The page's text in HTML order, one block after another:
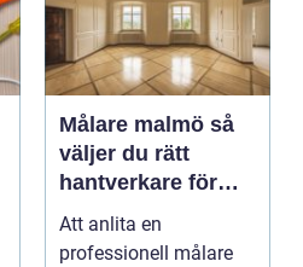
Målare malmö så
väljer du rätt
hantverkare för
hem och företag
Att anlita en
professionell målare